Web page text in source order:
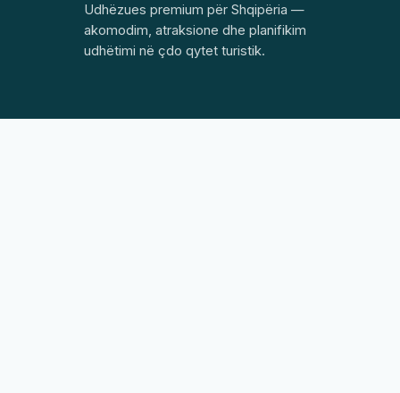
Udhëzues premium për Shqipëria —
akomodim, atraksione dhe planifikim
udhëtimi në çdo qytet turistik.